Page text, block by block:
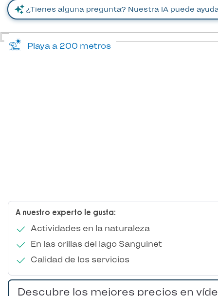
A nuestro experto le gusta:
Actividades en la naturaleza
En las orillas del lago Sanguinet
Calidad de los servicios
Playa a 200 metros
Descubre los mejores precios en